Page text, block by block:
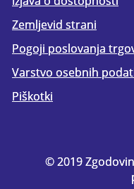
Zemljevid strani
Pogoji poslovanja
Varstvo osebnih
Piškotki
© 2019